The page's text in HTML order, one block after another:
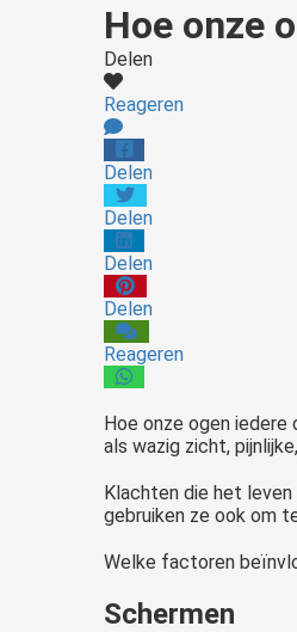
Hoe onze
Delen
Reageren
Delen
Delen
Delen
Delen
Reageren
Hoe onze ogen iedere
als wazig zicht,
Klachten die het leven
gebruiken ze ook om
Welke factoren
Schermen